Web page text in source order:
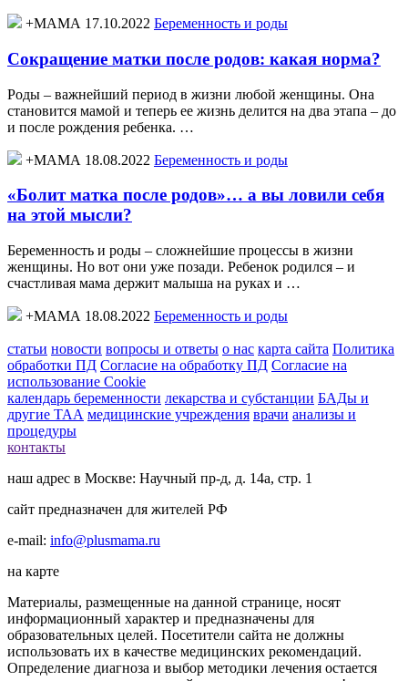
+МАМА 17.10.2022 Беременность и роды
Сокращение матки после родов: какая норма?
Роды – важнейший период в жизни любой женщины. Она
становится мамой и теперь ее жизнь делится на два этапа – до
и после рождения ребенка. …
+МАМА 18.08.2022 Беременность и роды
«Болит матка после родов»… а вы ловили себя
на этой мысли?
Беременность и роды – сложнейшие процессы в жизни
женщины. Но вот они уже позади. Ребенок родился – и
счастливая мама держит малыша на руках и …
+МАМА 18.08.2022 Беременность и роды
статьи новости вопросы и ответы о нас карта сайта Политика
обработки ПД Согласие на обработку ПД Согласие на
использование Cookie
календарь беременности лекарства и субстанции БАДы и
другие ТАА медицинские учреждения врачи анализы и
процедуры
контакты
наш адрес в Москве: Научный пр-д, д. 14а, стр. 1
сайт предназначен для жителей РФ
e-mail: info@plusmama.ru
на карте
Материалы, размещенные на данной странице, носят
информационный характер и предназначены для
образовательных целей. Посетители сайта не должны
использовать их в качестве медицинских рекомендаций.
Определение диагноза и выбор методики лечения остается